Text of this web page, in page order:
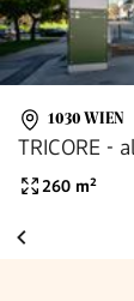
1030 WIEN
TRICORE -
260 m²